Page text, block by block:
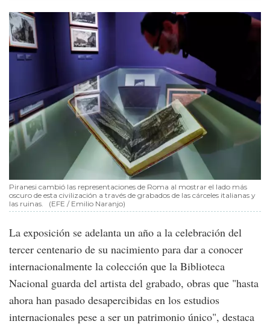
Piranesi cambió las representaciones de Roma al mostrar el lado más
oscuro de esta civilización a través de grabados de las cárceles italianas y
las ruinas.
(EFE / Emilio Naranjo)
La exposición se adelanta un año a la celebración del
tercer centenario de su nacimiento para dar a conocer
internacionalmente la colección que la Biblioteca
Nacional guarda del artista del grabado, obras que "hasta
ahora han pasado desapercibidas en los estudios
internacionales pese a ser un patrimonio único", destaca